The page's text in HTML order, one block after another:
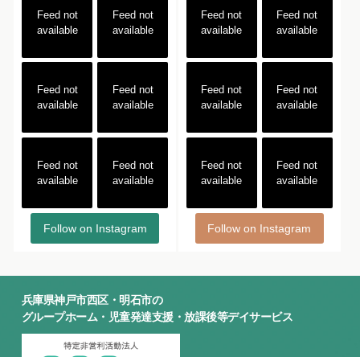
Feed not
available
Feed not
available
Feed not
available
Feed not
available
Feed not
available
Feed not
available
Follow on Instagram
Feed not
available
Feed not
available
Feed not
available
Feed not
available
Feed not
available
Feed not
available
Follow on Instagram
兵庫県神戸市西区・明石市の
グループホーム・児童発達支援・放課後等デイサービス